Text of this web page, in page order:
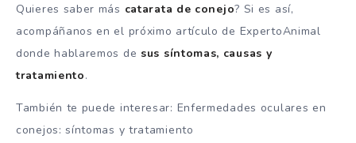
Quieres saber más catarata de conejo? Si es así,
acompáñanos en el próximo artículo de ExpertoAnimal
donde hablaremos de sus síntomas, causas y
tratamiento.
También te puede interesar: Enfermedades oculares en
conejos: síntomas y tratamiento